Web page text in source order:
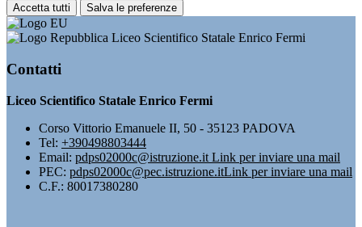
Accetta tutti Salva le preferenze
Liceo Scientifico Statale Enrico Fermi
Contatti
Liceo Scientifico Statale Enrico Fermi
Corso Vittorio Emanuele II, 50 - 35123 PADOVA
Tel: +390498803444
Email: pdps02000c@istruzione.it Link per inviare una mail
PEC: pdps02000c@pec.istruzione.itLink per inviare una mail
C.F.: 80017380280